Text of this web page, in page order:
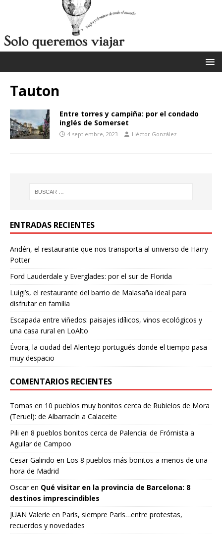
Tauton
Entre torres y campiña: por el condado
inglés de Somerset
4 septiembre, 2023 Héctor González
ENTRADAS RECIENTES
Andén, el restaurante que nos transporta al universo de Harry
Potter
Ford Lauderdale y Everglades: por el sur de Florida
Luigi’s, el restaurante del barrio de Malasaña ideal para
disfrutar en familia
Escapada entre viñedos: paisajes idílicos, vinos ecológicos y
una casa rural en LoAlto
Évora, la ciudad del Alentejo portugués donde el tiempo pasa
muy despacio
COMENTARIOS RECIENTES
Tomas en 10 pueblos muy bonitos cerca de Rubielos de Mora
(Teruel): de Albarracín a Calaceite
Pili en 8 pueblos bonitos cerca de Palencia: de Frómista a
Aguilar de Campoo
Cesar Galindo en Los 8 pueblos más bonitos a menos de una
hora de Madrid
Oscaren Qué visitar en la provincia de Barcelona: 8
destinos imprescindibles
JUAN Valerie en París, siempre París…entre protestas,
recuerdos y novedades